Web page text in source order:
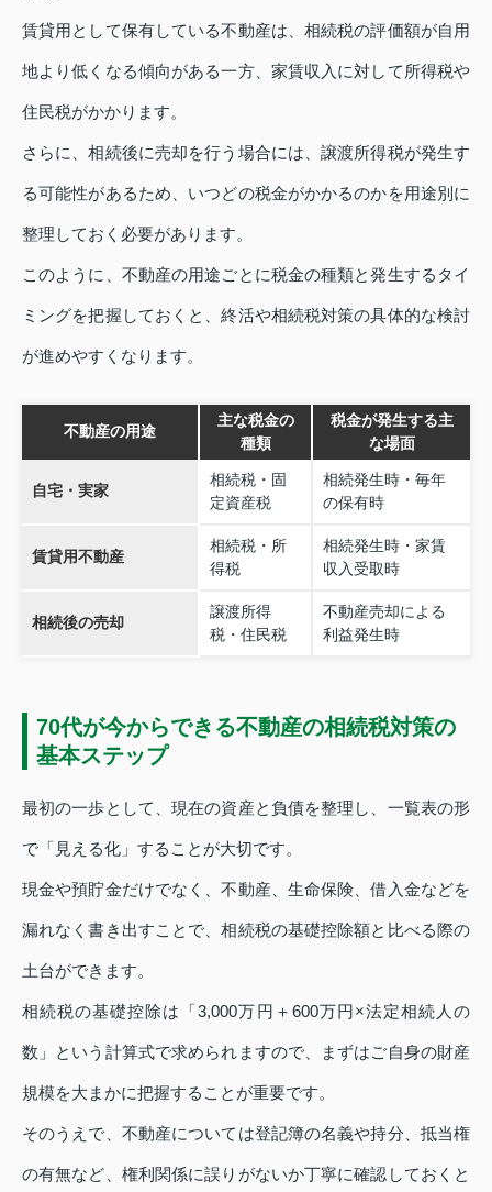
賃貸用として保有している不動産は、相続税の評価額が自用
地より低くなる傾向がある一方、家賃収入に対して所得税や
住民税がかかります。
さらに、相続後に売却を行う場合には、譲渡所得税が発生す
る可能性があるため、いつどの税金がかかるのかを用途別に
整理しておく必要があります。
このように、不動産の用途ごとに税金の種類と発生するタイ
ミングを把握しておくと、終活や相続税対策の具体的な検討
が進めやすくなります。
不動産の用途
主な税金の
種類
税金が発生する主
な場面
自宅・実家
相続税・固
定資産税
相続発生時・毎年
の保有時
賃貸用不動産
相続税・所
得税
相続発生時・家賃
収入受取時
相続後の売却
譲渡所得
税・住民税
不動産売却による
利益発生時
70代が今からできる不動産の相続税対策の
基本ステップ
最初の一歩として、現在の資産と負債を整理し、一覧表の形
で「見える化」することが大切です。
現金や預貯金だけでなく、不動産、生命保険、借入金などを
漏れなく書き出すことで、相続税の基礎控除額と比べる際の
土台ができます。
相続税の基礎控除は「3,000万円＋600万円×法定相続人の
数」という計算式で求められますので、まずはご自身の財産
規模を大まかに把握することが重要です。
そのうえで、不動産については登記簿の名義や持分、抵当権
の有無など、権利関係に誤りがないか丁寧に確認しておくと